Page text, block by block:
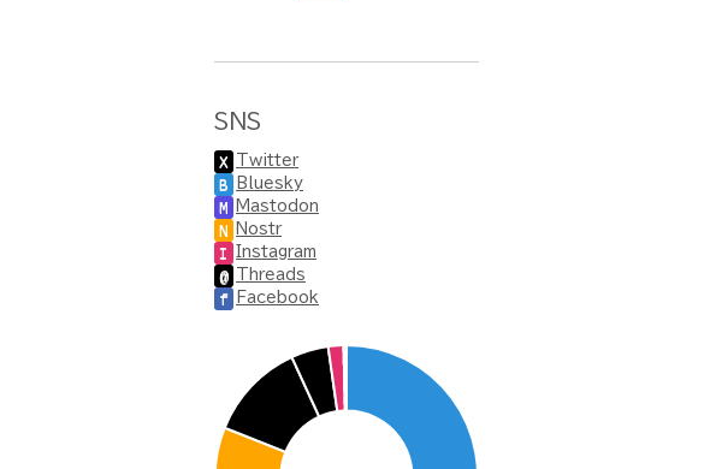
SNS
X Twitter
B Bluesky
M Mastodon
N Nostr
I Instagram
@ Threads
f Facebook